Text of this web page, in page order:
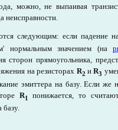
можно, не выпаивая
неисправности.
следующим: если падение
нормальным значением (на
сторон прямоугольника,
на резисторах R2 иR3
эмиттера на базу. Если же
R1
понижается, то
базу.